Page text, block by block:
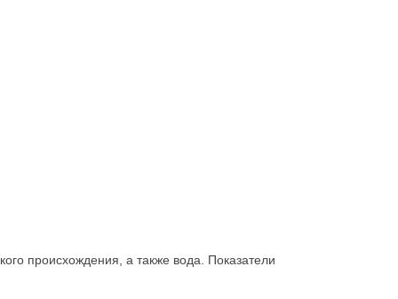
происхождения, а также вода. Показатели